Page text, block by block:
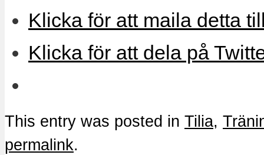
Klicka för att maila detta
Klicka för att dela på
This entry was posted in Tilia,
permalink.